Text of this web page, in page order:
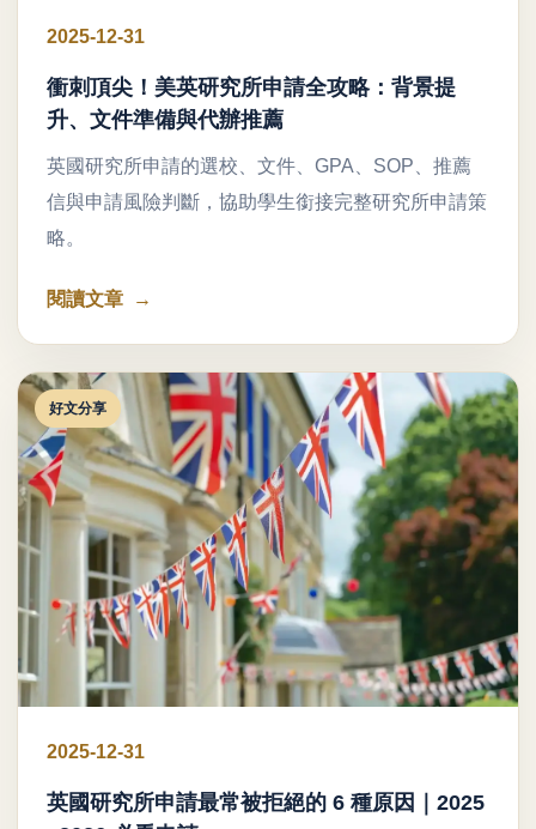
2025-12-31
衝刺頂尖！美英研究所申請全攻略：背景提
升、文件準備與代辦推薦
英國研究所申請的選校、文件、GPA、SOP、推薦
信與申請風險判斷，協助學生銜接完整研究所申請策
略。
閱讀文章
好文分享
2025-12-31
英國研究所申請最常被拒絕的 6 種原因｜2025